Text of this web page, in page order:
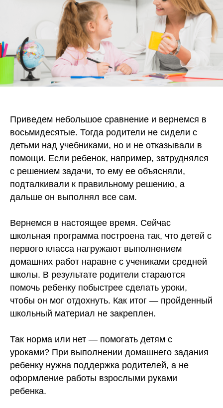
Приведем небольшое сравнение и вернемся в
восьмидесятые. Тогда родители не сидели с
детьми над учебниками, но и не отказывали в
помощи. Если ребенок, например, затруднялся
с решением задачи, то ему ее объясняли,
подталкивали к правильному решению, а
дальше он выполнял все сам.
Вернемся в настоящее время. Сейчас
школьная программа построена так, что детей с
первого класса нагружают выполнением
домашних работ наравне с учениками средней
школы. В результате родители стараются
помочь ребенку побыстрее сделать уроки,
чтобы он мог отдохнуть. Как итог — пройденный
школьный материал не закреплен.
Так норма или нет — помогать детям с
уроками? При выполнении домашнего задания
ребенку нужна поддержка родителей, а не
оформление работы взрослыми руками
ребенка.